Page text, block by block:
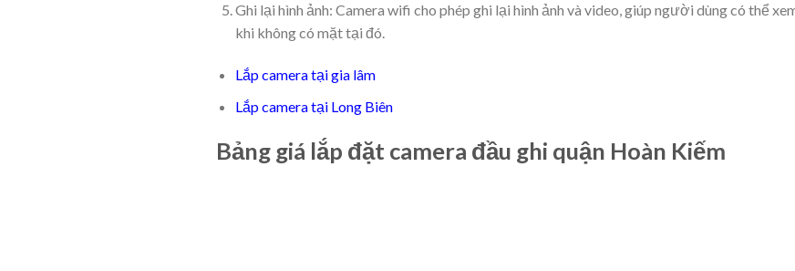
Ghi lại hình ảnh: Camera wifi cho phép ghi lại hình ảnh và video, giúp người dùng có thể
khi không có mặt tại đó.
Lắp camera tại gia lâm
Lắp camera tại Long Biên
Bảng giá lắp đặt camera đầu ghi quận Hoàn Kiếm